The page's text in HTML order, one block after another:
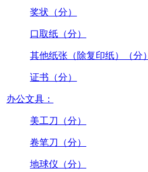
奖状（分）
口取纸（分）
其他纸张（除复印纸）（分）
证书（分）
办公文具：
美工刀（分）
卷笔刀（分）
地球仪（分）